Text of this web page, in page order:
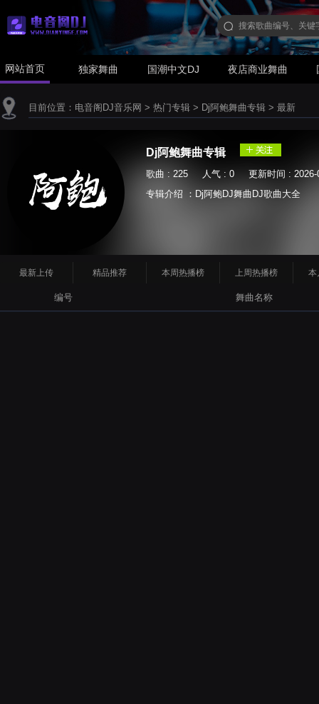
网站首页 独家舞曲 国潮中文DJ 夜店商业舞曲
目前位置： 电音阁DJ音乐网 > 热门专辑 > Dj阿鲍舞曲专辑 > 最新
Dj阿鲍舞曲专辑
歌曲 : 225 人气 : 0 更新时间 : 2026-
专辑介绍 ：Dj阿鲍DJ舞曲DJ歌曲大全
最新上传 精品推荐 本周热播榜 上周热播榜 本
编号 舞曲名称